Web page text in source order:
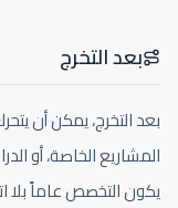
بعد التخرج
بعد التخرج، يمكن أن
المشاريع الخاصة، أو
يكون التخصص عاماً بلا